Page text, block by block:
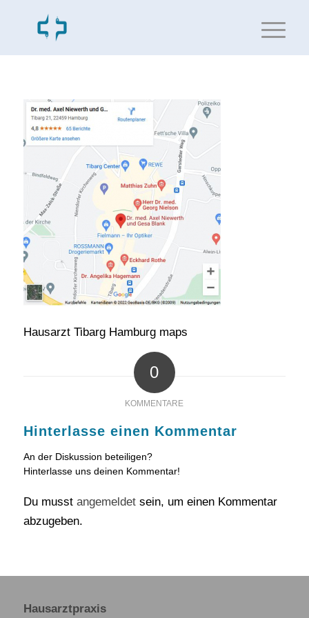
Hausarzt Tibarg Hamburg maps
0
KOMMENTARE
Hinterlasse einen Kommentar
An der Diskussion beteiligen?
Hinterlasse uns deinen Kommentar!
Du musst angemeldetsein, um einen Kommentar
abzugeben.
Hausarztpraxis